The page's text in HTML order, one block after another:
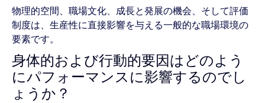
物理的空間、職場文化、成長と発展の機会、そして評価
制度は、生産性に直接影響を与える一般的な職場環境の
要素です。
身体的および行動的要因はどのよう
にパフォーマンスに影響するのでし
ょうか？